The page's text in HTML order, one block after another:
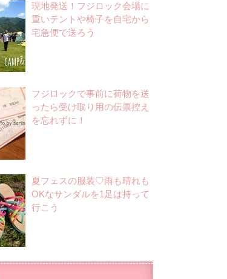
現地発送！フジロック会場に
重いテントや椅子を自宅から
宅急便で送ろう
フジロックで事前に荷物を送
ったら受け取り用の伝票控え
を忘れずに！
夏フェスの服装♡雨も晴れも
OKなサンダルを1足は持って
行こう